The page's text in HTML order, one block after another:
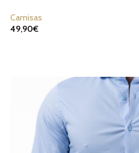
Camisas
49,90€